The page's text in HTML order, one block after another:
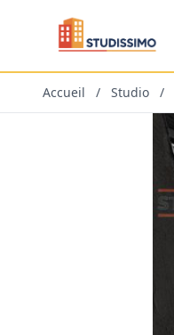
Accueil / Studio /